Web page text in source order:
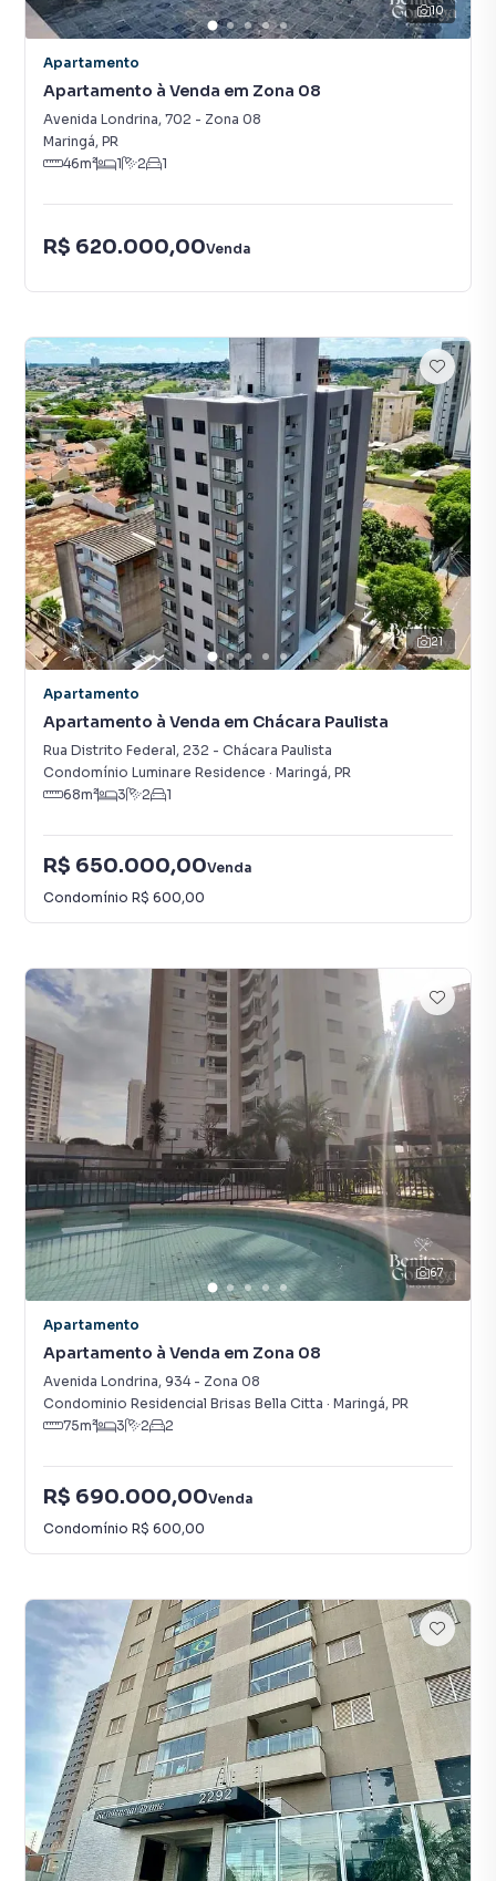
10
Apartamento
Apartamento à Venda em Zona 08
Avenida Londrina, 702 - Zona 08
Maringá, PR
46m² 1 2 1
R$ 620.000,00Venda
21
Apartamento
Apartamento à Venda em Chácara Paulista
Rua Distrito Federal, 232 - Chácara Paulista
Condomínio Luminare Residence · Maringá, PR
68m² 3 2 1
R$ 650.000,00Venda
Condomínio R$ 600,00
67
Apartamento
Apartamento à Venda em Zona 08
Avenida Londrina, 934- Zona 08
Condominio Residencial Brisas Bella Citta · Maringá, PR
75m² 3 2 2
R$ 690.000,00Venda
Condomínio R$ 600,00